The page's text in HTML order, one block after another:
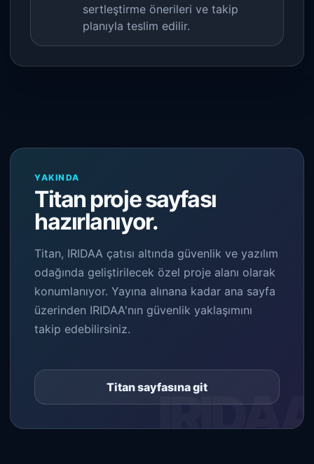
sertleştirme önerileri ve takip
planıyla teslim edilir.
YAKINDA
Titan proje sayfası
hazırlanıyor.
Titan, IRIDAA çatısı altında güvenlik ve yazılım
odağında geliştirilecek özel proje alanı olarak
konumlanıyor. Yayına alınana kadar ana sayfa
üzerinden IRIDAA'nın güvenlik yaklaşımını
takip edebilirsiniz.
Titan sayfasına git